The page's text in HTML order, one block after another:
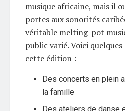
musique africaine, mais il
portes aux sonorités
véritable melting-pot
public varié. Voici
cette édition :
Des concerts en plein
la famille